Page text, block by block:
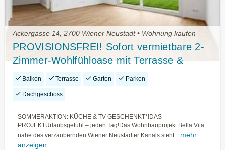
Ackergasse 14, 2700 Wiener Neustadt • Wohnung kaufen
PROVISIONSFREI! Sofort vermietbare 2-
Zimmer-Wohlfühloase mit Terrasse &
Garten im Grünen
Balkon Terrasse Garten Parken
Dachgeschoss
SOMMERAKTION: KÜCHE & TV GESCHENKT*!DAS
PROJEKTUrlaubsgefühl – jeden Tag!Das Wohnbauprojekt Bella Vita
nahe des verzaubernden Wiener Neustädter Kanals steht...
mehr
anzeigen